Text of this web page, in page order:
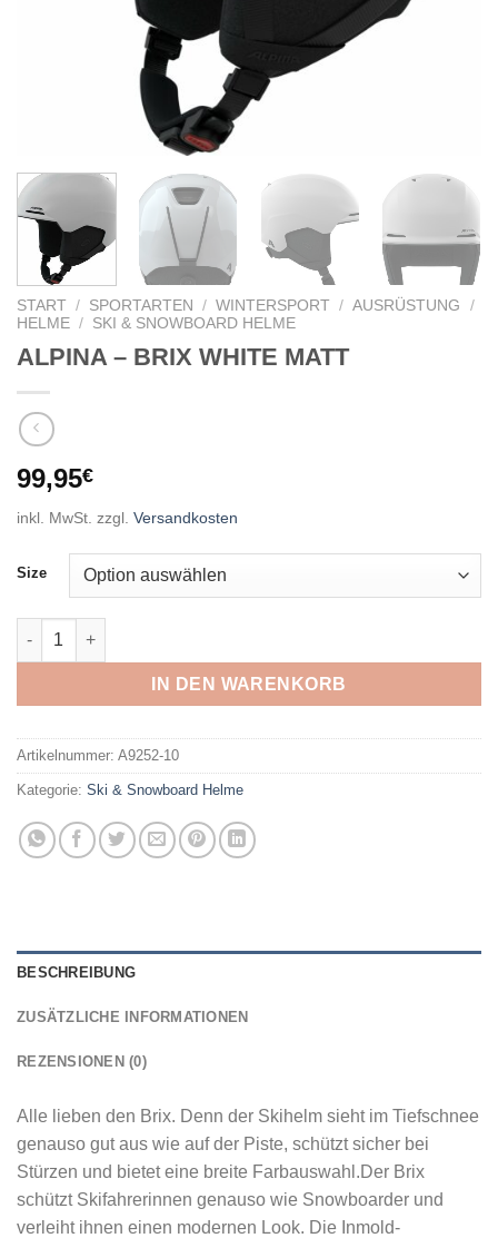
START / SPORTARTEN / WINTERSPORT / AUSRÜSTUNG
/
HELME / SKI & SNOWBOARD HELME
ALPINA – BRIX WHITE MATT
99,95€
inkl. MwSt. zzgl. Versandkosten
Size
ALPINA - BRIX WHITE MATT Menge
IN DEN WARENKORB
Artikelnummer: A9252-10
Kategorie: Ski & Snowboard Helme
BESCHREIBUNG
ZUSÄTZLICHE INFORMATIONEN
REZENSIONEN (0)
Alle lieben den Brix. Denn der Skihelm sieht im Tiefschnee
genauso gut aus wie auf der Piste, schützt sicher bei
Stürzen und bietet eine breite Farbauswahl.Der Brix
schützt Skifahrerinnen genauso wie Snowboarder und
verleiht ihnen einen modernen Look. Die Inmold-